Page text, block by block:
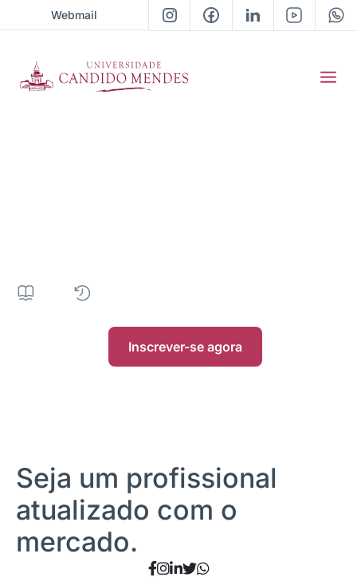
Webmail
Inscrever-se agora
Seja um profissional
atualizado com o
mercado.